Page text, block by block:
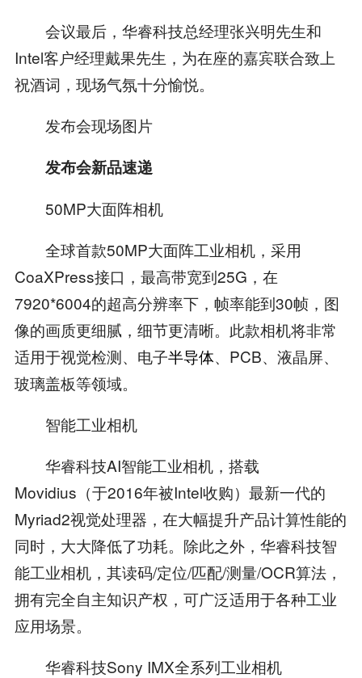
会议最后，华睿科技总经理张兴明先生和
Intel客户经理戴果先生，为在座的嘉宾联合致上
祝酒词，现场气氛十分愉悦。
发布会现场图片
发布会新品速递
50MP大面阵相机
全球首款50MP大面阵工业相机，采用
CoaXPress接口，最高带宽到25G，在
7920*6004的超高分辨率下，帧率能到30帧，图
像的画质更细腻，细节更清晰。此款相机将非常
适用于视觉检测、电子半导体、PCB、液晶屏、
玻璃盖板等领域。
智能工业相机
华睿科技AI智能工业相机，搭载
Movidius（于2016年被Intel收购）最新一代的
Myriad2视觉处理器，在大幅提升产品计算性能的
同时，大大降低了功耗。除此之外，华睿科技智
能工业相机，其读码/定位/匹配/测量/OCR算法，
拥有完全自主知识产权，可广泛适用于各种工业
应用场景。
华睿科技Sony IMX全系列工业相机